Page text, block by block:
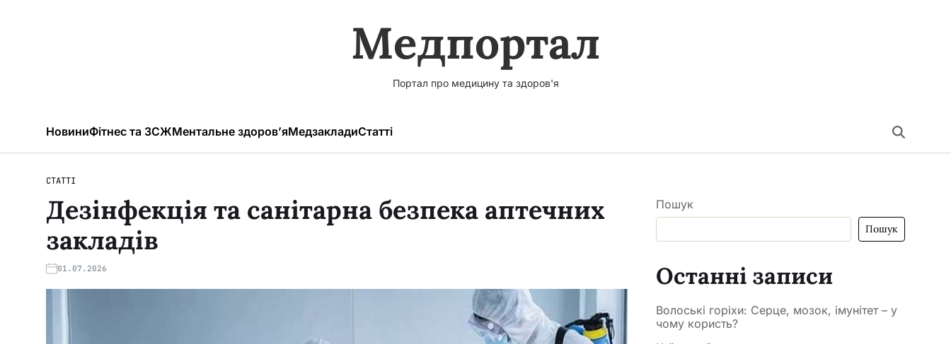
Медпортал
Портал про медицину та здоров'я
НовиниФітнес та ЗСЖМентальне здоров’яМедзакладиСтатті
СТАТТІ
Дезінфекція та санітарна безпека аптечних
закладів
01.07.2026
Пошук
Пошук
Останні записи
Волоські горіхи: Серце, мозок, імунітет – у
чому користь?